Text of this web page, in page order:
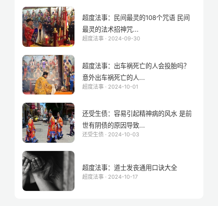
超度法事：民间最灵的108个咒语 民间
最灵的法术招神咒...
超度法事 · 2024-09-30
超度法事：出车祸死亡的人会投胎吗？
意外出车祸死亡的人...
超度法事 · 2024-10-01
还受生债：容易引起精神病的风水 是前
世有阴债的原因导致...
还受生债 · 2024-10-03
超度法事：道士发丧通用口诀大全
超度法事 · 2024-10-17